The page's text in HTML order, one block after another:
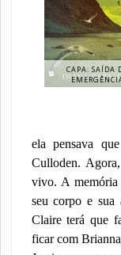
CAPA: SAÍDA
ela pensava
Culloden.
vivo. A memória
seu corpo e sua
Claire terá que
ficar com